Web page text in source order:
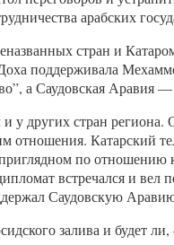
арабских
стран и
поддерживала
а Саудовская
и у других стран
отношения. Катарский
приглядном по
встречался и
Саудовскую
залива и будет